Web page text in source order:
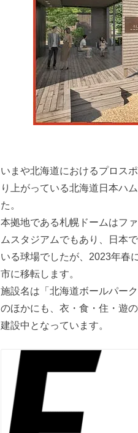
いまや北海道におけるプロス
り上がっている北海道日本ハ
た。
本拠地である札幌ドームはフ
ムスタジアムでもあり、日本
いる球場でしたが、2023年春
市に移転します。
施設名は「北海道ボールパー
のほかにも、衣・食・住・遊
建設中となっています。